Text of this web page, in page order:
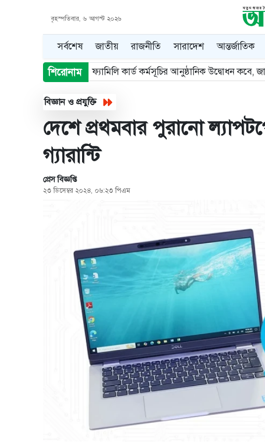
বৃহস্পতিবার, ৬ আগস্ট ২০২৬
সর্বশেষ জাতীয় রাজনীতি সারাদেশ আন্তর্জাতিক
শিরোনাম মিরাজের অপরাজিত সেঞ্চুরিতে বাংলাদেশের লড়াই
Item
5
5
বিজ্ঞান ও প্রযুক্তি
দেশে প্রথমবার পুরানো
গ্যারান্টি
প্রেস বিজ্ঞপ্তি
২৩ ডিসেম্বর ২০২৪, ০৬:২৩ পিএম